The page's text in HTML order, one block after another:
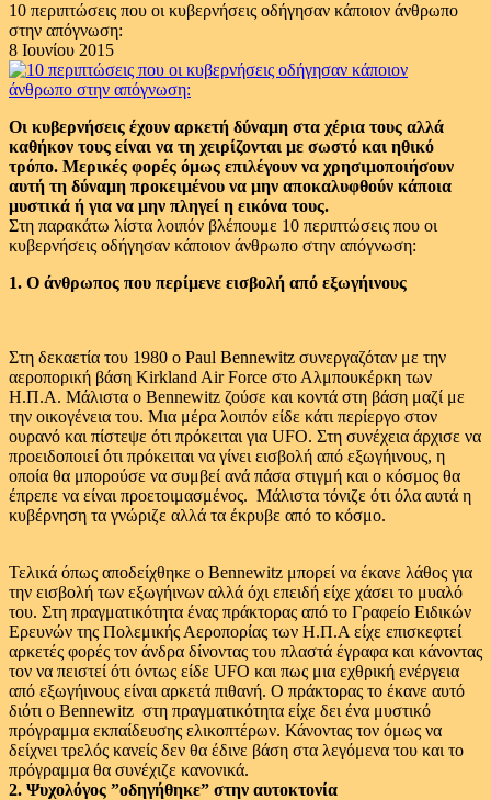
10 περιπτώσεις που οι κυβερνήσεις οδήγησαν κάποιον άνθρωπο
στην απόγνωση:
8 Ιουνίου 2015
Οι κυβερνήσεις έχουν αρκετή δύναμη στα χέρια τους αλλά
καθήκον τους είναι να τη χειρίζονται με σωστό και ηθικό
τρόπο. Μερικές φορές όμως επιλέγουν να χρησιμοποιήσουν
αυτή τη δύναμη προκειμένου να μην αποκαλυφθούν κάποια
μυστικά ή για να μην πληγεί η εικόνα τους.
Στη παρακάτω λίστα λοιπόν βλέπουμε 10 περιπτώσεις που οι
κυβερνήσεις οδήγησαν κάποιον άνθρωπο στην απόγνωση:
1. Ο άνθρωπος που περίμενε εισβολή από εξωγήινους
Στη δεκαετία του 1980 ο Paul Bennewitz συνεργαζόταν με την
αεροπορική βάση Kirkland Air Force στο Αλμπουκέρκη των
Η.Π.Α. Μάλιστα ο Bennewitz ζούσε και κοντά στη βάση μαζί με
την οικογένεια του. Μια μέρα λοιπόν είδε κάτι περίεργο στον
ουρανό και πίστεψε ότι πρόκειται για UFO. Στη συνέχεια άρχισε να
προειδοποιεί ότι πρόκειται να γίνει εισβολή από εξωγήινους, η
οποία θα μπορούσε να συμβεί ανά πάσα στιγμή και ο κόσμος θα
έπρεπε να είναι προετοιμασμένος. Μάλιστα τόνιζε ότι όλα αυτά η
κυβέρνηση τα γνώριζε αλλά τα έκρυβε από το κόσμο.
Τελικά όπως αποδείχθηκε ο Bennewitz μπορεί να έκανε λάθος για
την εισβολή των εξωγήινων αλλά όχι επειδή είχε χάσει το μυαλό
του. Στη πραγματικότητα ένας πράκτορας από το Γραφείο Ειδικών
Ερευνών της Πολεμικής Αεροπορίας των Η.Π.Α είχε επισκεφτεί
αρκετές φορές τον άνδρα δίνοντας του πλαστά έγραφα και κάνοντας
τον να πειστεί ότι όντως είδε UFO και πως μια εχθρική ενέργεια
από εξωγήινους είναι αρκετά πιθανή. Ο πράκτορας το έκανε αυτό
διότι ο Bennewitz στη πραγματικότητα είχε δει ένα μυστικό
πρόγραμμα εκπαίδευσης ελικοπτέρων. Κάνοντας τον όμως να
δείχνει τρελός κανείς δεν θα έδινε βάση στα λεγόμενα του και το
πρόγραμμα θα συνέχιζε κανονικά.
2. Ψυχολόγος ”οδηγήθηκε” στην αυτοκτονία